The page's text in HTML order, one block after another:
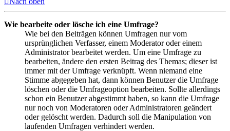
Wie bearbeite oder lösche ich eine Umfrage?
Wie bei den Beiträgen können Umfragen nur vom
ursprünglichen Verfasser, einem Moderator oder einem
Administrator bearbeitet werden. Um eine Umfrage zu
bearbeiten, ändere den ersten Beitrag des Themas; dieser ist
immer mit der Umfrage verknüpft. Wenn niemand eine
Stimme abgegeben hat, dann können Benutzer die Umfrage
löschen oder die Umfrageoption bearbeiten. Sollte allerdings
schon ein Benutzer abgestimmt haben, so kann die Umfrage
nur noch von Moderatoren oder Administratoren geändert
oder gelöscht werden. Dadurch soll die Manipulation von
laufenden Umfragen verhindert werden.